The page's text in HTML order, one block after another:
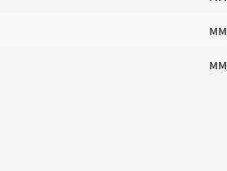
мм
мм